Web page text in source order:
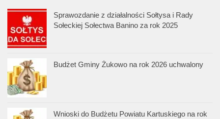
Sprawozdanie z działalności Sołtysa i Rady
Sołeckiej Sołectwa Banino za rok 2025
Budżet Gminy Żukowo na rok 2026 uchwalony
Wnioski do Budżetu Powiatu Kartuskiego na rok